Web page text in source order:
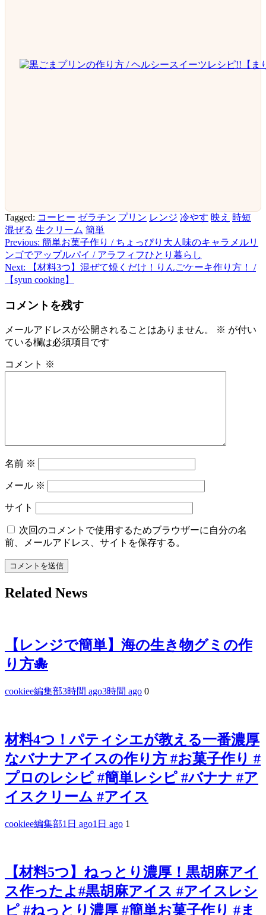
Tagged: コーヒー ゼラチン プリン レンジ 冷やす 映え 時短
混ぜる 生クリーム 簡単
投
稿
ナ
ビ
ー
シ
Previous: 簡単お菓子作り / ちょっぴり大人味のキャラメルリ
ンゴでアップルパイ / アラフィフひとり暮らし
Next:
【材料3つ】混ぜて焼くだけ！りんごケーキ作り方！ /
【syun cooking】
コメントを残す
メールアドレスが公開されることはありません。 ※ が付い
ている欄は必須項目です
コメント ※
名前 ※
メール ※
サイト
次回のコメントで使用するためブラウザーに自分の名
前、メールアドレス、サイトを保存する。
Related News
【レンジで簡単】海の生き物グミの作
り方🐙
cookiee編集部3時間 ago3時間 ago 0
材料4つ！パティシエが教える一番濃厚
なバナナアイスの作り方 #お菓子作り #
プロのレシピ #簡単レシピ #バナナ #ア
イスクリーム #アイス
cookiee編集部1日 ago1日 ago 1
【材料5つ】ねっとり濃厚！黒胡麻アイ
ス作ったよ#黒胡麻アイス #アイスレシ
ピ #ねっとり濃厚 #簡単お菓子作り #ま